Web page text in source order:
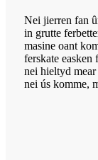
Nei jierren fan
in grutte
masine oant
ferskate easken
nei hieltyd
nei ús komme,